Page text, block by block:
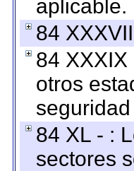
aplicable.
84
84
otros
84 XL - :
sectores